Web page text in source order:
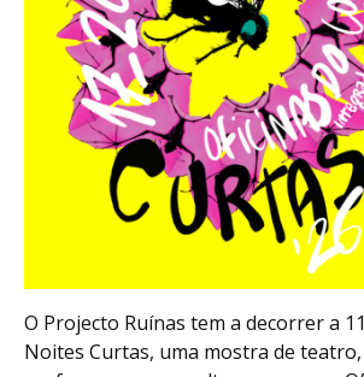
O Projecto Ruínas tem a decorrer a
Noites Curtas, uma mostra de teatro,